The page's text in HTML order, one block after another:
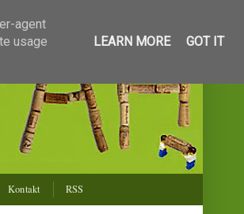
Kontakt RSS
agent
usage
LEARN MORE GOT IT